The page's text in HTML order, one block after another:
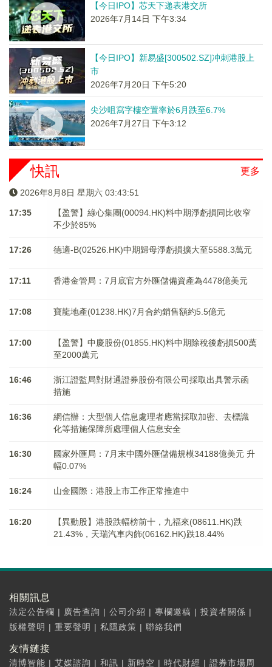
【今日IPO】芯天下递表港交所
2026年7月14日 下午3:34
【今日IPO】新易盛[300502.SZ]冲刺港股上
市
2026年7月20日 下午5:20
尖沙咀寫字樓空置率於6月跌至6.7%
2026年7月27日 下午3:12
更多
快訊
2026年8月8日 星期六 03:43:51
17:35
【盈警】綠心集團(00094.HK)料中期淨虧損同比收窄
不少於85%
17:26 德適-B(02526.HK)中期歸母淨虧損擴大至5588.3萬元
17:11 香港金管局：7月底官方外匯儲備資產為4478億美元
17:08 寶龍地產(01238.HK)7月合約銷售額約5.5億元
17:00
【盈警】中慶股份(01855.HK)料中期除稅後虧損500萬
至2000萬元
16:46
浙江證監局對財通證券股份有限公司採取出具警示函
措施
16:36
網信辦：大型個人信息處理者應當採取加密、去標識
化等措施保障所處理個人信息安全
16:30
國家外匯局：7月末中國外匯儲備規模34188億美元 升
幅0.07%
16:24 山金國際：港股上市工作正常推進中
16:20
【異動股】港股跌幅榜前十，九福來(08611.HK)跌
21.43%，天瑞汽車内飾(06162.HK)跌18.44%
相關訊息
法定公告欄 | 廣告查詢 | 公司介紹 | 專欄邀稿 | 投資者關係 |
版權聲明 | 重要聲明 | 私隱政策 | 聯絡我們
友情鏈接
清博智能 | 艾媒諮詢 | 和訊 | 新時空 | 時代財經 | 證券市場周